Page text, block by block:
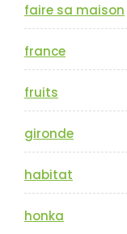
faire sa maison
france
fruits
gironde
habitat
honka